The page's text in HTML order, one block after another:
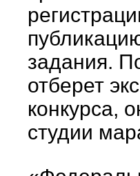
задания.
отберет
конкурса,
студии